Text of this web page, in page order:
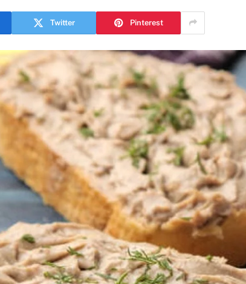
Twitter Pinterest